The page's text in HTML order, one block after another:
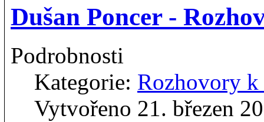
Dušan Poncer -
Podrobnosti
Kategorie: Rozhovory
Vytvořeno 21. březen